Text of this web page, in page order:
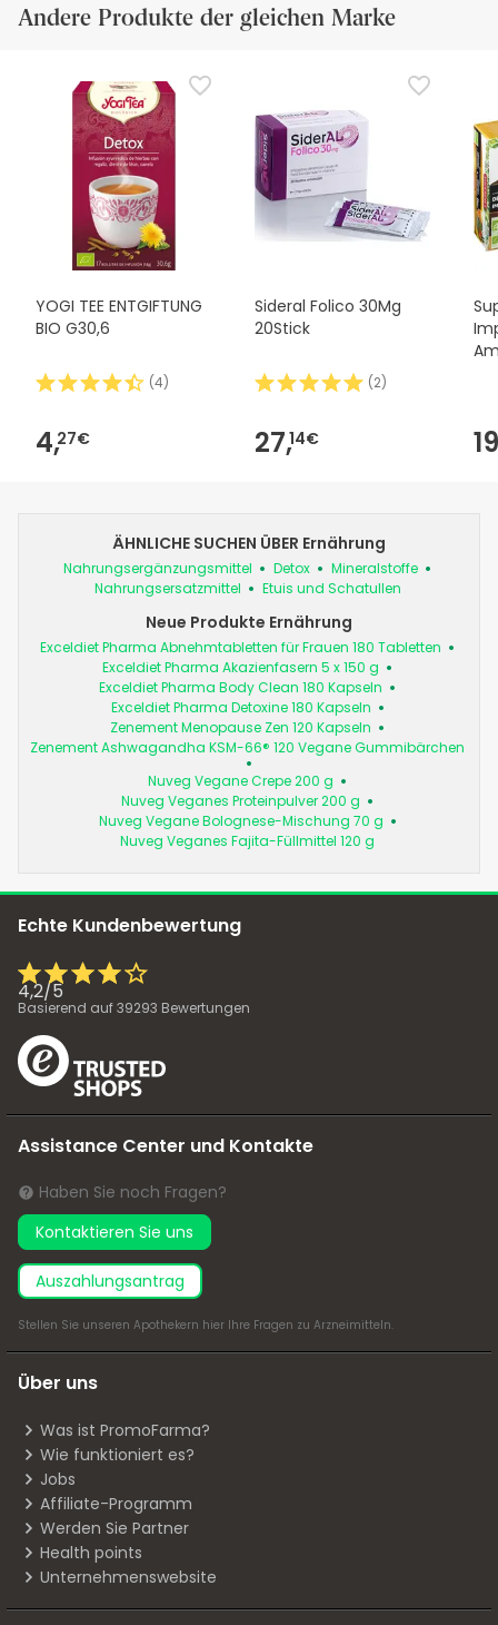
Andere Produkte der gleichen Marke
YOGI TEE ENTGIFTUNG
BIO G30,6
(4)
4,27€
Sideral Folico 30Mg
20Stick
(2)
27,14€
ÄHNLICHE SUCHEN ÜBER Ernährung
Nahrungsergänzungsmittel Detox
Mineralstoffe
Nahrungsersatzmittel
Etuis und Schatullen
Neue Produkte Ernährung
Exceldiet Pharma Abnehmtabletten für Frauen 180 Tabletten
Exceldiet Pharma Akazienfasern 5 x 150 g
Exceldiet Pharma Body Clean 180 Kapseln
Exceldiet Pharma Detoxine 180 Kapseln
Zenement Menopause Zen 120 Kapseln
Zenement Ashwagandha KSM-66® 120 Vegane Gummibärchen
Nuveg Vegane Crepe 200 g
Nuveg Veganes Proteinpulver 200 g
Nuveg Vegane Bolognese-Mischung 70 g
Nuveg Veganes Fajita-Füllmittel 120 g
Echte Kundenbewertung
4,2/5
Basierend auf39293 Bewertungen
Assistance Center und Kontakte
Haben Sie noch Fragen?
Kontaktieren Sie uns
Auszahlungsantrag
Stellen Sie unseren Apothekern hier Ihre Fragen zu Arzneimitteln.
Über uns
Was ist PromoFarma?
Wie funktioniert es?
Jobs
Affiliate-Programm
Werden Sie Partner
Health points
Unternehmenswebsite